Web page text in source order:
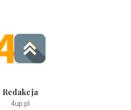
Redakcja
4up.pl